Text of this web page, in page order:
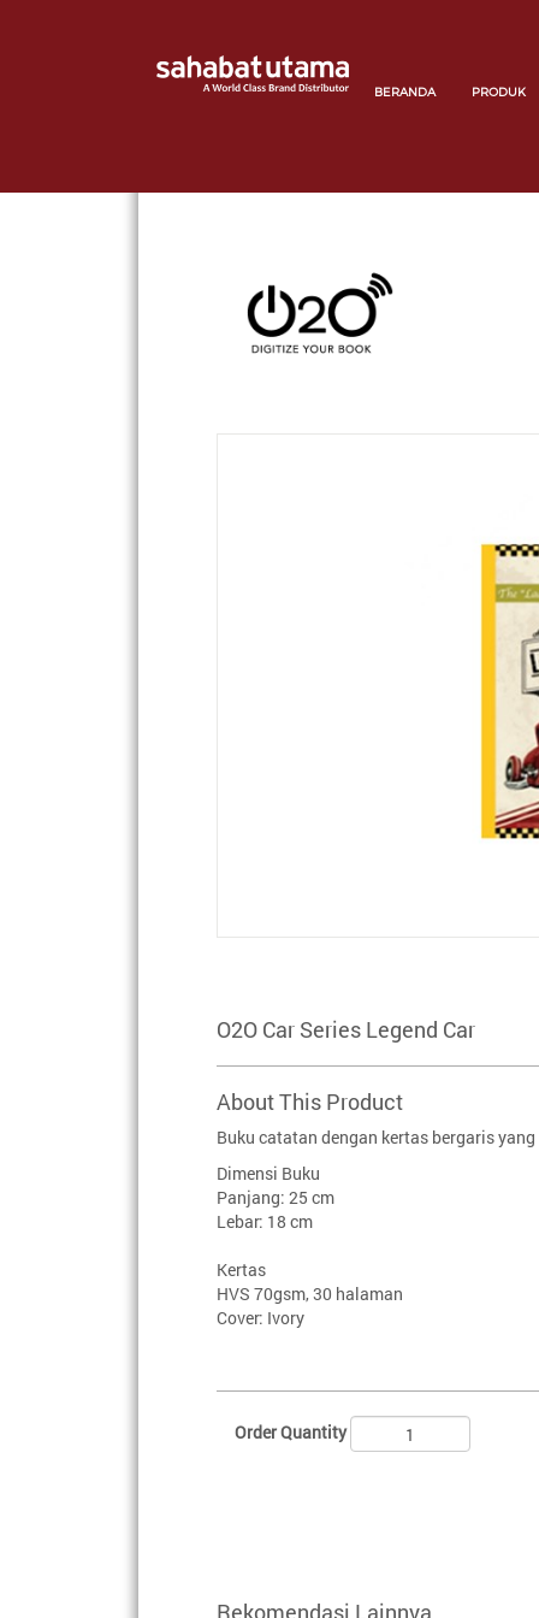
BERANDA PRODUK
O2O Car Series Legend Car
About This Product
Buku catatan dengan kertas bergaris
Dimensi Buku
Panjang: 25 cm
Lebar: 18 cm
Kertas
HVS 70gsm, 30 halaman
Cover: Ivory
Order Quantity
Rekomendasi Lainnya